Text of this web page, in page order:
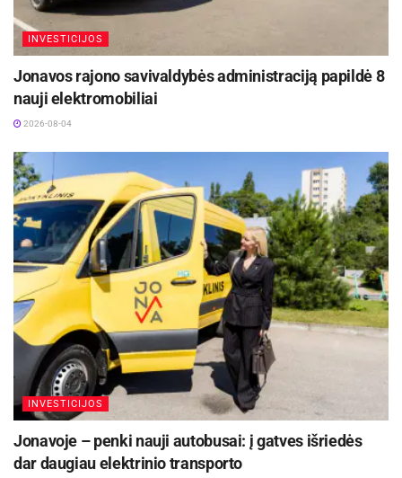
INVESTICIJOS
Jonavos rajono savivaldybės administraciją papildė 8
nauji elektromobiliai
2026-08-04
INVESTICIJOS
Jonavoje – penki nauji autobusai: į gatves išriedės
dar daugiau elektrinio transporto